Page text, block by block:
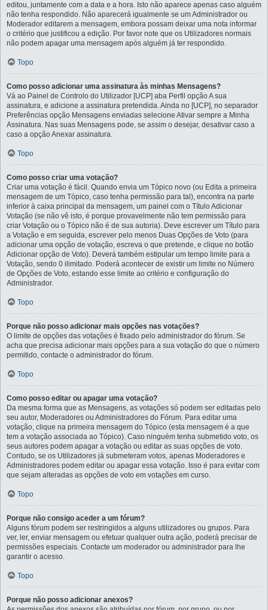
editou, juntamente com a data e a hora. Isto não aparece apenas caso alguém
não tenha respondido. Não aparecerá igualmente se um Administrador ou
Moderador editarem a mensagem, embora possam deixar uma nota informar
o critério que justificou a edição. Por favor note que os Utilizadores normais
não podem apagar uma mensagem após alguém já ter respondido.
Topo
Como posso adicionar uma assinatura às minhas Mensagens?
Vá ao Painel de Controlo do Utilizador [UCP] aba Perfil opção A sua
assinatura, e adicione a assinatura pretendida. Ainda no [UCP], no separador
Preferências opção Mensagens enviadas selecione Ativar sempre a Minha
Assinatura. Nas suas Mensagens pode, se assim o desejar, desativar caso a
caso a opção Anexar assinatura.
Topo
Como posso criar uma votação?
Criar uma votação é fácil. Quando envia um Tópico novo (ou Edita a primeira
mensagem de um Tópico, caso tenha permissão para tal), encontra na parte
inferior à caixa principal da mensagem, um painel com o Título Adicionar
Votação (se não vê isto, é porque provavelmente não tem permissão para
criar Votação ou o Tópico não é de sua autoria). Deve escrever um Título para
a Votação e em seguida, escrever pelo menos Duas Opções de Voto (para
adicionar uma opção de votação, escreva o que pretende, e clique no botão
Adicionar opção de Voto). Deverá também estipular um tempo limite para a
Votação, sendo 0 ilimitado. Poderá acontecer de existir um limite no Número
de Opções de Voto, estando esse limite ao critério e configuração do
Administrador.
Topo
Porque não posso adicionar mais opções nas votações?
O limite de opções das votações é fixado pelo administrador do fórum. Se
acha que precisa adicionar mais opções para a sua votação do que o número
permitido, contacte o administrador do fórum.
Topo
Como posso editar ou apagar uma votação?
Da mesma forma que as Mensagens, as votações só podem ser editadas pelo
seu autor, Moderadores ou Administradores do Fórum. Para editar uma
votação, clique na primeira mensagem do Tópico (esta mensagem é a que
tem a votação associada ao Tópico). Caso ninguém tenha submetido voto, os
seus autores podem apagar a votação ou editar as suas opções de voto.
Contudo, se os Utilizadores já submeteram votos, apenas Moderadores e
Administradores podem editar ou apagar essa votação. Isso é para evitar com
que sejam alteradas as opções de voto em votações em curso.
Topo
Porque não consigo aceder a um fórum?
Alguns fórum podem ser restringidos a alguns utilizadores ou grupos. Para
ver, ler, enviar mensagem ou efetuar qualquer outra ação, poderá precisar de
permissões especiais. Contacte um moderador ou administrador para lhe
garantir o acesso.
Topo
Porque não posso adicionar anexos?